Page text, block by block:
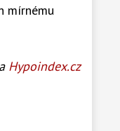
mírnému
Hypoindex.cz